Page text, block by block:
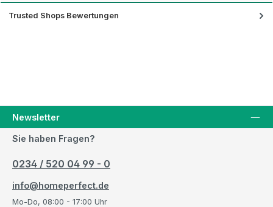
Trusted Shops Bewertungen
Newsletter
Sie haben Fragen?
0234 / 520 04 99 - 0
info@homeperfect.de
Mo-Do, 08:00 - 17:00 Uhr